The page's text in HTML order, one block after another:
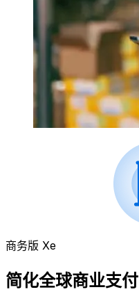
商务版 Xe
简化全球商业支付